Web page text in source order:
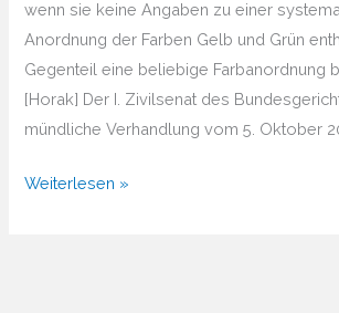
wenn sie keine Angaben zu einer
Anordnung der Farben Gelb und Grün
Gegenteil eine beliebige Farbanordnung
[Horak] Der I. Zivilsenat des
mündliche Verhandlung vom 5. Oktober
BGH
Weiterlesen »